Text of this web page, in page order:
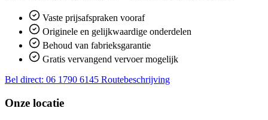
Vaste prijsafspraken vooraf
Originele en gelijkwaardige onderdelen
Behoud van fabrieksgarantie
Gratis vervangend vervoer mogelijk
Bel direct: 06 1790 6145 Routebeschrijving
Onze locatie